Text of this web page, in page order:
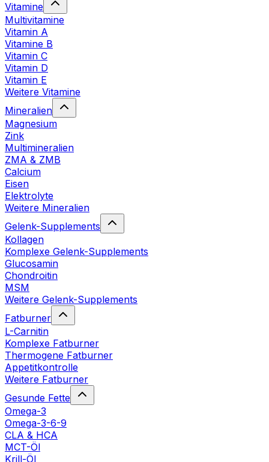
Vitamine
Multivitamine
Vitamin A
Vitamine B
Vitamin C
Vitamin D
Vitamin E
Weitere Vitamine
Mineralien
Magnesium
Zink
Multimineralien
ZMA & ZMB
Calcium
Eisen
Elektrolyte
Weitere Mineralien
Gelenk-Supplements
Kollagen
Komplexe Gelenk-Supplements
Glucosamin
Chondroitin
MSM
Weitere Gelenk-Supplements
Fatburner
L-Carnitin
Komplexe Fatburner
Thermogene Fatburner
Appetitkontrolle
Weitere Fatburner
Gesunde Fette
Omega-3
Omega-3-6-9
CLA & HCA
MCT-Öl
Krill-Öl